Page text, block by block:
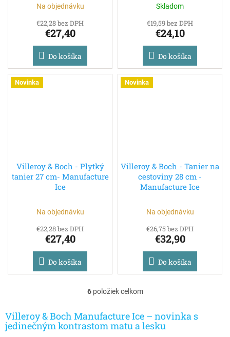
Na objednávku
€22,28 bez DPH
€27,40
Do košíka
Skladom
€19,59 bez DPH
€24,10
Do košíka
Novinka
Villeroy & Boch - Plytký
tanier 27 cm- Manufacture
Ice
Na objednávku
€22,28 bez DPH
€27,40
Do košíka
Novinka
Villeroy & Boch - Tanier na
cestoviny 28 cm -
Manufacture Ice
Na objednávku
€26,75 bez DPH
€32,90
Do košíka
O
l
á
6položiek celkom
Villeroy & Boch Manufacture Ice – novinka s
jedinečným kontrastom matu a lesku